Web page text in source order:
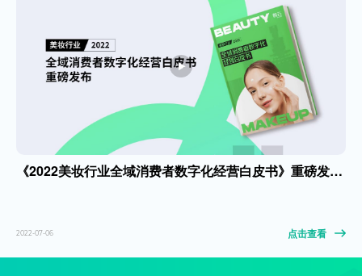
《2022美妆行业全域消费者数字化经营白皮书》重磅发布！
2022-07-06 点击查看